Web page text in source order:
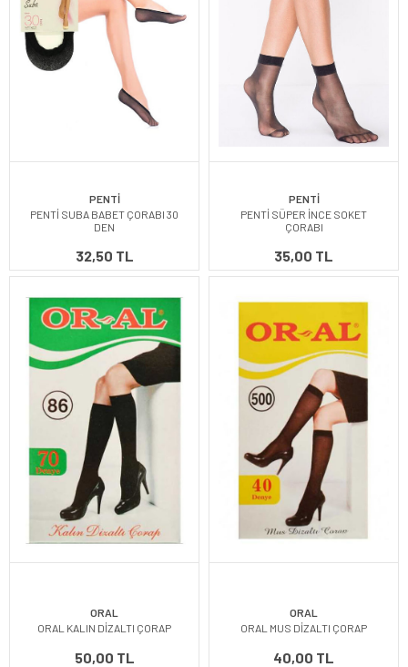
PENTİ
PENTİ SUBA BABET ÇORABI 30
DEN
32,50 TL
PENTİ
PENTİ SÜPER İNCE SOKET
ÇORABI
35,00 TL
ORAL
ORAL KALIN DİZALTI ÇORAP
50,00 TL
ORAL
ORAL MUS DİZALTI ÇORAP
40,00 TL